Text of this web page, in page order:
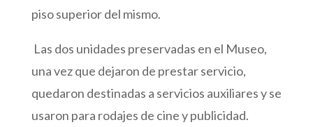
piso superior del mismo.
Las dos unidades preservadas en el Museo,
una vez que dejaron de prestar servicio,
quedaron destinadas a servicios auxiliares y se
usaron para rodajes de cine y publicidad.